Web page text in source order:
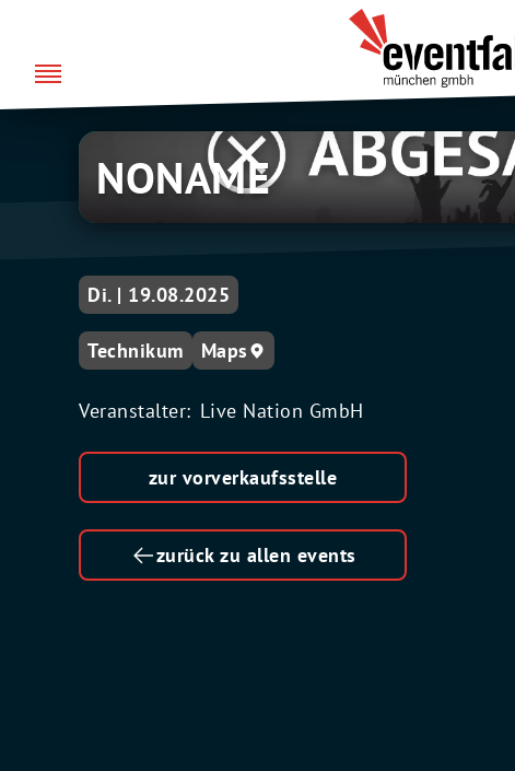
springen
NONAME
Di. | 19.08.2025
Technikum Maps
Veranstalter: Live Nation GmbH
zur vorverkaufsstelle
zurück zu allen events